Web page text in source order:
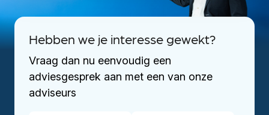
Hebben we je interesse gewekt?
Vraag dan nu eenvoudig een
adviesgesprek aan met een van onze
adviseurs